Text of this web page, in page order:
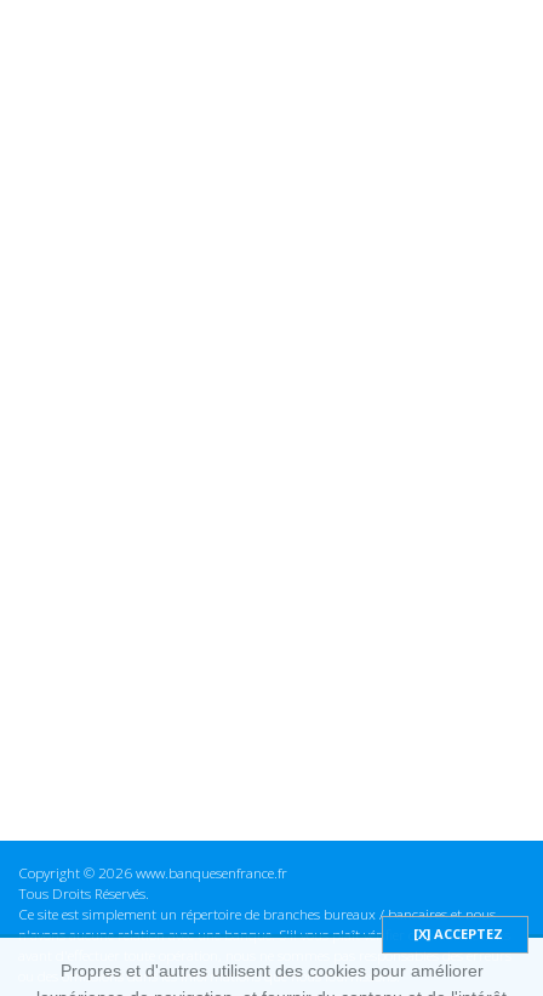
Copyright © 2026 www.banquesenfrance.fr
Tous Droits Réservés.
Ce site est simplement un répertoire de branches bureaux / bancaires et nous
n'avons aucune relation avec une banque. S'il vous plaît vérifier ces informations
avant d'effectuer toute opération, nous ne sommes pas responsables des erreurs
ou des omissions dans les informations que nous fournissons.
Propres et d'autres utilisent des cookies pour améliorer